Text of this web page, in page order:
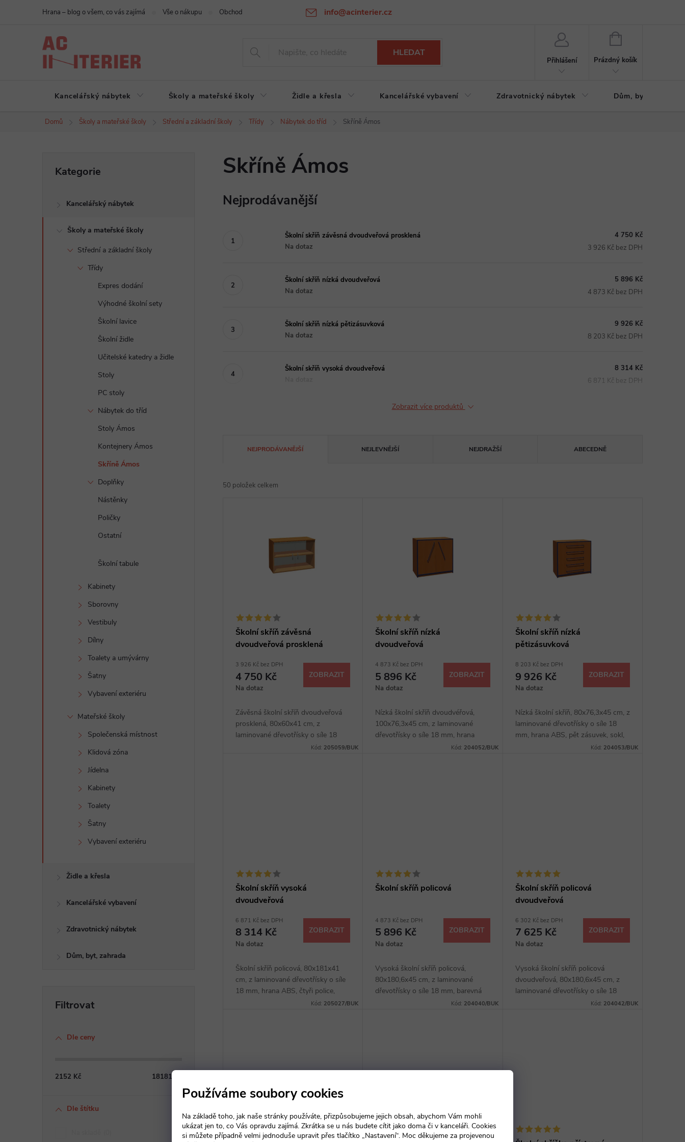
Používáme soubory cookies
Na základě toho, jak naše stránky používáte, přizpůsobujeme jejich obsah, abychom Vám mohli
ukázat jen to, co Vás opravdu zajímá. Zkrátka se u nás budete cítit jako doma či v kanceláři. Cookies
si můžete případně velmi jednoduše upravit přes tlačítko „Nastavení“. Moc děkujeme za projevenou
info@acinterier.cz
Hrana – blog o všem, co vás zajímá Vše o nákupu Obchodní podmínky Ochrana osobních údajů Atypická výroba na zakázku
HLEDAT
Přihlášení
NÁKUPNÍ
Prázdný košík
Kancelářský nábytek Školy a mateřské školy Židle a křesla Kancelářské vybavení Zdravotnický nábytek Dům, byt, zahrada
Domů Školy a mateřské školy Střední a základní školy Třídy Nábytek do tříd Skříně Ámos
s
kategorie
Kategorie
Kancelářský nábytek
Školy a mateřské školy
Střední a základní školy
Třídy
Expres dodání
Výhodné školní sety
Školní lavice
Školní židle
Učitelské katedry a židle
Stoly
PC stoly
Nábytek do tříd
Stoly Ámos
Kontejnery Ámos
Skříně Ámos
Doplňky
Nástěnky
Poličky
Ostatní
Školní tabule
Kabinety
Sborovny
Vestibuly
Dílny
Toalety a umývárny
Šatny
Vybavení exteriéru
Mateřské školy
Společenská místnost
Klidová zóna
Jídelna
Kabinety
Toalety
Šatny
Vybavení exteriéru
Židle a křesla
Kancelářské vybavení
Zdravotnický nábytek
Dům, byt, zahrada
Dle ceny
2152 Kč 18181
Dle štítku
Skříně Ámos
Nejprodávanější
Školní skříň závěsná dvoudveřová prosklená
Na dotaz
4 750 Kč
3 926 Kč bez DPH
Školní skříň nízká dvoudveřová
Na dotaz
5 896 Kč
4 873 Kč bez DPH
Školní skříň nízká pětizásuvková
Na dotaz
9 926 Kč
8 203 Kč bez DPH
Školní skříň vysoká dvoudveřová
8 314 Kč
6 871 Kč bez DPH
Zobrazit více produktů
NEJPRODÁVANĚJŠÍ NEJLEVNĚJŠÍ NEJDRAŽŠÍ ABECEDNĚ
50 položek celkem
Školní skříň závěsná
dvoudveřová prosklená
3 926 Kč bez DPH
4 750 Kč
Na dotaz
ZOBRAZIT
Závěsná školní skříň dvoudveřová
prosklená, 80x60x41 cm, z
laminované dřevotřísky o síle 18
mm, hrana ABS, jedna police,
Kód: 205059/BUK
Školní skříň nízká
dvoudveřová
4 873 Kč bez DPH
5 896 Kč
Na dotaz
ZOBRAZIT
Nízká školní skříň dvoudvéřová,
100x76,3x45 cm, z laminované
dřevotřísky o síle 18 mm, hrana
ABS, dvě police, sokl, výběr z
Kód: 204052/BUK
Školní skříň nízká
pětizásuvková
8 203 Kč bez DPH
9 926 Kč
Na dotaz
ZOBRAZIT
Nízká školní skříň, 80x76,3x45 cm, z
laminované dřevotřísky o síle 18
mm, hrana ABS, pět zásuvek, sokl,
výběr z několika dezénů, široké
Kód: 204053/BUK
Školní skříň vysoká
dvoudveřová
6 871 Kč bez DPH
8 314 Kč
Na dotaz
ZOBRAZIT
Školní skříň policová, 80x181x41
cm, z laminované dřevotřísky o síle
18 mm, hrana ABS, čtyři police,
dvoudveřová, kovové úchytky, sokl
Kód: 205027/BUK
Školní skříň policová
4 873 Kč bez DPH
5 896 Kč
Na dotaz
ZOBRAZIT
Vysoká školní skříň policová,
80x180,6x45 cm, z laminované
dřevotřísky o síle 18 mm, barevná
hrana ABS, čtyři police, sokl, výběr z
Kód: 204040/BUK
Školní skříň policová
dvoudveřová
6 302 Kč bez DPH
7 625 Kč
Na dotaz
ZOBRAZIT
Vysoká školní skříň policová
dvoudveřová, 80x180,6x45 cm, z
laminované dřevotřísky o síle 18
mm, hrana ABS, čtyři police, sokl,
Kód: 204042/BUK